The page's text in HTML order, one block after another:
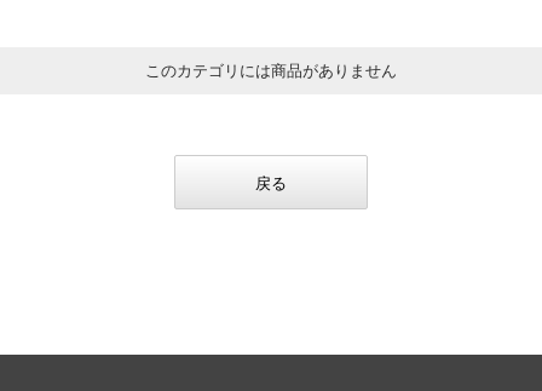
このカテゴリには商品がありません
戻る